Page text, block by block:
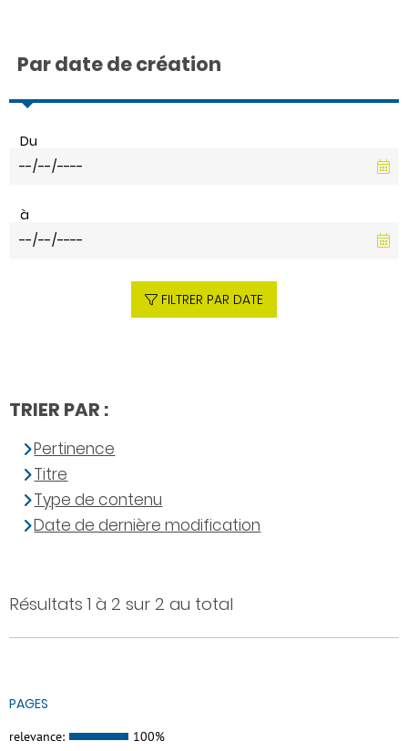
Résultats 1 à 2 sur 2 au total
PAGES
relevance: 100%
Par date de création
Du
à
FILTRER PAR DATE
TRIER PAR :
Pertinence
Titre
Type de contenu
Date de dernière modification